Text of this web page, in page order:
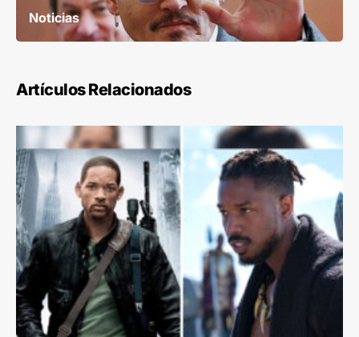
Noticias
Artículos Relacionados